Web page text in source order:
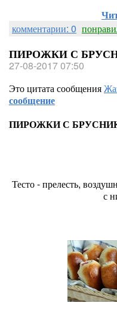
комментарии: 0
ПИРОЖКИ С
27-08-2017 07:50
Это цитата сообщения
сообщение
ПИРОЖКИ С
Тесто - прелесть,
с